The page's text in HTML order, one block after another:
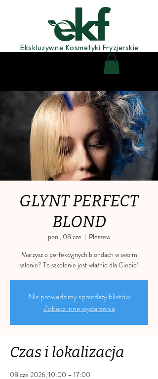
Ekskluzywne Kosmetyki Fryzjerskie
GLYNT PERFECT
BLOND
pon., 08 cze
  |
Pleszew
Marzysz o perfekcyjnych blondach w swoim
salonie? To szkolenie jest właśnie dla Ciebie!
Nie prowadzimy sprzedaży biletów
Zobacz inne wydarzenia
Czas i lokalizacja
08 cze 2026, 10:00 – 17:00